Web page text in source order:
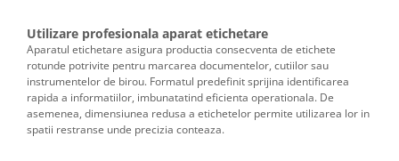
Utilizare profesionala aparat etichetare
Aparatul etichetare asigura productia consecventa de etichete
rotunde potrivite pentru marcarea documentelor, cutiilor sau
instrumentelor de birou. Formatul predefinit sprijina identificarea
rapida a informatiilor, imbunatatind eficienta operationala. De
asemenea, dimensiunea redusa a etichetelor permite utilizarea lor in
spatii restranse unde precizia conteaza.